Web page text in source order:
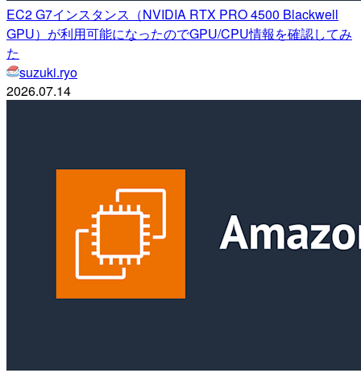
EC2 G7インスタンス（NVIDIA RTX PRO 4500 Blackwell
GPU）が利用可能になったのでGPU/CPU情報を確認してみ
た
suzuki.ryo
2026.07.14